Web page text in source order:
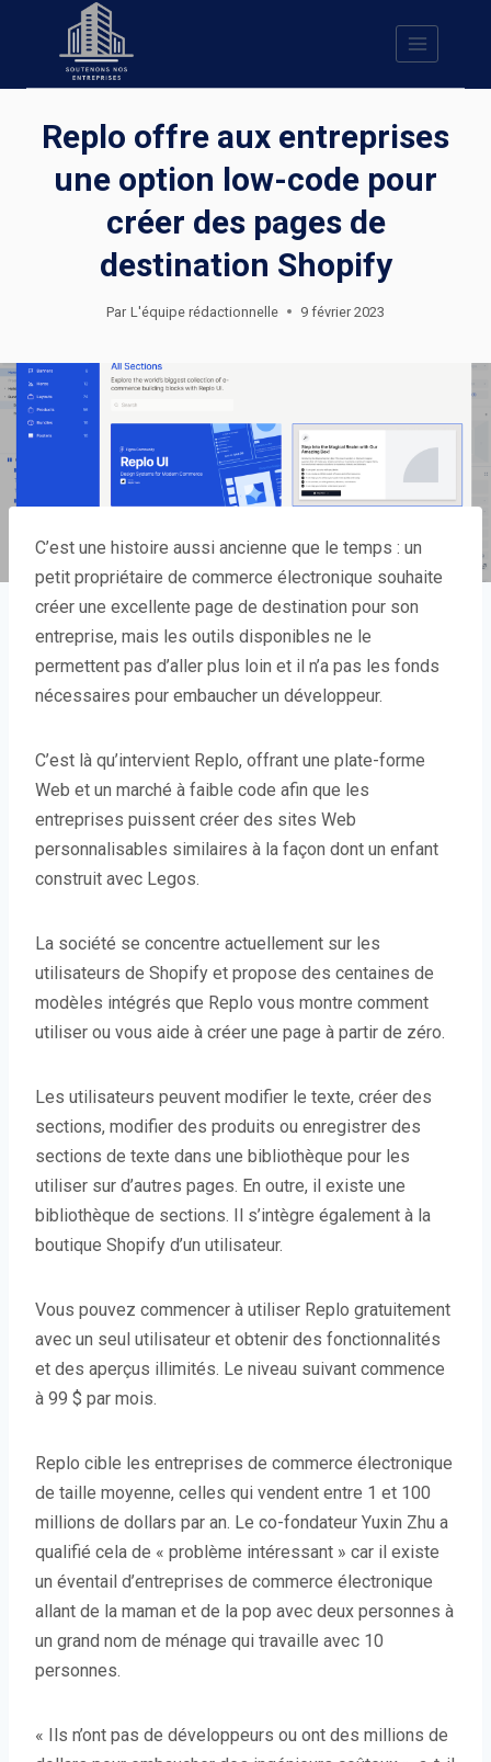
Replo offre aux entreprises
une option low-code pour
créer des pages de
destination Shopify
Par L'équipe rédactionnelle 9 février 2023
C’est une histoire aussi ancienne que le temps : un
petit propriétaire de commerce électronique souhaite
créer une excellente page de destination pour son
entreprise, mais les outils disponibles ne le
permettent pas d’aller plus loin et il n’a pas les fonds
nécessaires pour embaucher un développeur.
C’est là qu’intervient Replo, offrant une plate-forme
Web et un marché à faible code afin que les
entreprises puissent créer des sites Web
personnalisables similaires à la façon dont un enfant
construit avec Legos.
La société se concentre actuellement sur les
utilisateurs de Shopify et propose des centaines de
modèles intégrés que Replo vous montre comment
utiliser ou vous aide à créer une page à partir de zéro.
Les utilisateurs peuvent modifier le texte, créer des
sections, modifier des produits ou enregistrer des
sections de texte dans une bibliothèque pour les
utiliser sur d’autres pages. En outre, il existe une
bibliothèque de sections. Il s’intègre également à la
boutique Shopify d’un utilisateur.
Vous pouvez commencer à utiliser Replo gratuitement
avec un seul utilisateur et obtenir des fonctionnalités
et des aperçus illimités. Le niveau suivant commence
à 99 $ par mois.
Replo cible les entreprises de commerce électronique
de taille moyenne, celles qui vendent entre 1 et 100
millions de dollars par an. Le co-fondateur Yuxin Zhu a
qualifié cela de « problème intéressant » car il existe
un éventail d’entreprises de commerce électronique
allant de la maman et de la pop avec deux personnes à
un grand nom de ménage qui travaille avec 10
personnes.
« Ils n’ont pas de développeurs ou ont des millions de